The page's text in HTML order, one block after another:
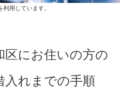
用しています。
区にお住いの方の
入れまでの手順